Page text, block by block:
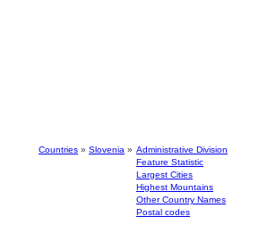
Countries » Slovenia » Administrative Division
Feature Statistic
Largest Cities
Highest Mountains
Other Country Names
Postal codes